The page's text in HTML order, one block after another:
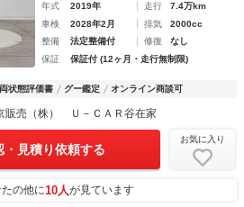
年式 2019年 走行
7.4万km
車検
2028年2月 排気
2000cc
整備
法定整備付 修復
なし
保証
保証付 (12ヶ月・走行無制限)
状態評価書 グー鑑定 オンライン商談可
販売（株） Ｕ－ＣＡＲ谷在家
・見積り依頼する
お気に入り
の他に10人が見ています